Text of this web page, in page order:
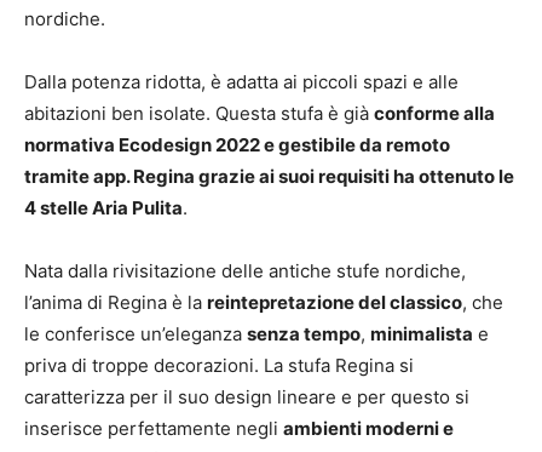
nordiche.
Dalla potenza ridotta, è adatta ai piccoli spazi e alle
abitazioni ben isolate. Questa stufa è già conforme alla
normativa Ecodesign 2022 e gestibile da remoto
tramite app. Regina grazie ai suoi requisiti ha ottenuto le
4 stelle Aria Pulita.
Nata dalla rivisitazione delle antiche stufe nordiche,
l’anima di Regina è la reintepretazione del classico, che
le conferisce un’eleganza senza tempo, minimalista e
priva di troppe decorazioni. La stufa Regina si
caratterizza per il suo design lineare e per questo si
inserisce perfettamente negli ambienti moderni e